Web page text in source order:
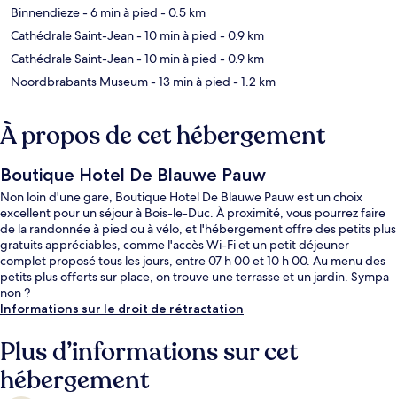
Binnendieze- 6 min à pied - 0.5 km
Cathédrale Saint-Jean- 10 min à pied - 0.9 km
Cathédrale Saint-Jean- 10 min à pied - 0.9 km
Noordbrabants Museum- 13 min à pied - 1.2 km
À propos de cet hébergement
Boutique Hotel De Blauwe Pauw
Non loin d'une gare, Boutique Hotel De Blauwe Pauw est un choix
excellent pour un séjour à Bois-le-Duc. À proximité, vous pourrez faire
de la randonnée à pied ou à vélo, et l'hébergement offre des petits plus
gratuits appréciables, comme l'accès Wi-Fi et un petit déjeuner
complet proposé tous les jours, entre 07 h 00 et 10 h 00. Au menu des
petits plus offerts sur place, on trouve une terrasse et un jardin. Sympa
non ?
Informations sur le droit de rétractation
Plus d’informations sur cet
hébergement